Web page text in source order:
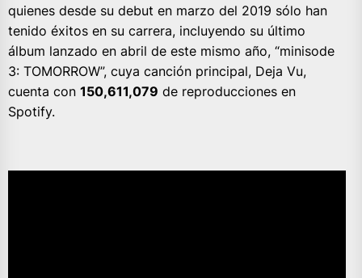
quienes desde su debut en marzo del 2019 sólo han
tenido éxitos en su carrera, incluyendo su último
álbum lanzado en abril de este mismo año, “minisode
3: TOMORROW”, cuya canción principal, Deja Vu,
cuenta con 150,611,079 de reproducciones en
Spotify.